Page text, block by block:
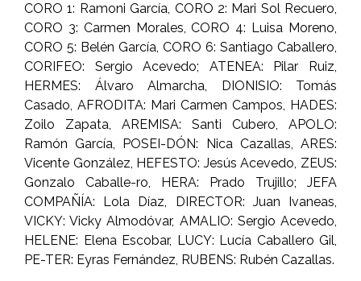
CORO 1: Ramoni García, CORO 2: Mari Sol Recuero,
CORO 3: Carmen Morales, CORO 4: Luisa Moreno,
CORO 5: Belén García, CORO 6: Santiago Caballero,
CORIFEO: Sergio Acevedo; ATENEA: Pilar Ruiz,
HERMES: Álvaro Almarcha, DIONISIO: Tomás
Casado, AFRODITA: Mari Carmen Campos, HADES:
Zoilo Zapata, AREMISA: Santi Cubero, APOLO:
Ramón García, POSEI-DÓN: Nica Cazallas, ARES:
Vicente González, HEFESTO: Jesús Acevedo, ZEUS:
Gonzalo Caballe-ro, HERA: Prado Trujillo; JEFA
COMPAÑÍA: Lola Díaz, DIRECTOR: Juan Ivaneas,
VICKY: Vicky Almodóvar, AMALIO: Sergio Acevedo,
HELENE: Elena Escobar, LUCY: Lucía Caballero Gil,
PE-TER: Eyras Fernández, RUBENS: Rubén Cazallas.